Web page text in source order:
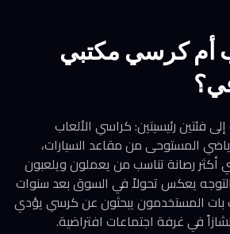
أم كرسي مكتبي
فئتين رئيسيتين: كراسي الألعاب
المستوحى من مقاعد السيارات،
رصانة تناسب من يعملون ويلعبون
يعكس تحولاً في السوق بعد سنوات
بات المستخدمون يبحثون عن كرسي يؤدي
في غرفة اجتماعات افتراضية.